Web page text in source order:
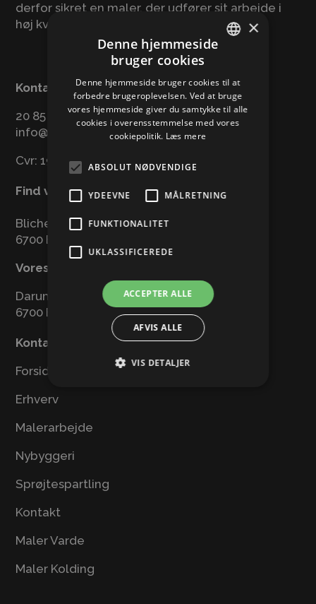
derfor sikret en maler, der udfører sit arbejde i
høj kvalitet.
Kontakt os
20 85 12 07
info@tj-malerfirma.dk
Cvr: 19611132
Find vej
Blichers Allé 24
6700 Esbjerg
Vores værksted
Darumvej 117
6700 Esbjerg
Kontakt os
Forside
Erhverv
Malerarbejde
Nybyggeri
Sprøjtespartling
Kontakt
Maler Varde
Maler Kolding
GERMAN
×
Denne hjemmeside
bruger cookies
Denne hjemmeside bruger cookies til at
forbedre brugeroplevelsen. Ved at bruge
vores hjemmeside giver du samtykke til alle
cookies i overensstemmelse med vores
cookiepolitik. Læs mere
ABSOLUT NØDVENDIGE
YDEEVNE MÅLRETNING
FUNKTIONALITET
UKLASSIFICEREDE
ACCEPTER ALLE
AFVIS ALLE
VIS DETALJER